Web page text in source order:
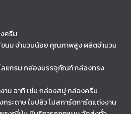
ครีม
ขนม จำนวนน้อย คุณภาพสูง ผลิตจำนวน
ลแกรม กล่องบรรจุภัณฑ์ กล่องทรง
าน อาทิ เช่น กล่องสบู่ กล่องครีม
ระดาษ ใบปลิว โปสการ์ดการ์ดแต่งงาน